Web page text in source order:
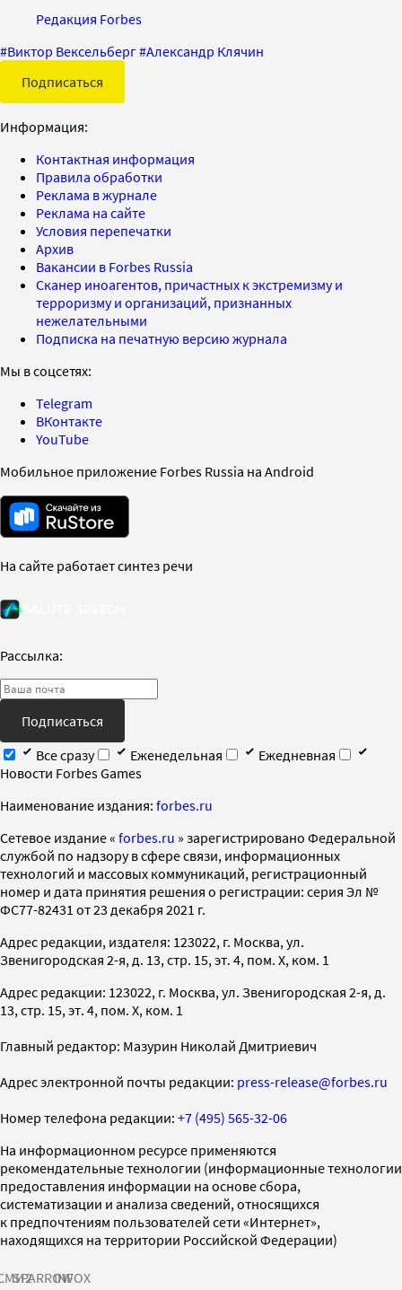
Редакция Forbes
#Виктор Вексельберг#Александр Клячин
Подписаться
Информация:
Контактная информация
Правила обработки
Реклама в журнале
Реклама на сайте
Условия перепечатки
Архив
Вакансии в Forbes Russia
Сканер иноагентов, причастных к экстремизму и
терроризму и организаций, признанных
нежелательными
Подписка на печатную версию журнала
Мы в соцсетях:
Telegram
ВКонтакте
YouTube
Мобильное приложение Forbes Russia на Android
На сайте работает синтез речи
Рассылка:
Подписаться
Все сразу
Еженедельная
Ежедневная
Новости Forbes Games
Наименование издания: forbes.ru
Cетевое издание « forbes.ru » зарегистрировано Федеральной
службой по надзору в сфере связи, информационных
технологий и массовых коммуникаций, регистрационный
номер и дата принятия решения о регистрации: серия Эл №
ФС77-82431 от 23 декабря 2021 г.
Адрес редакции, издателя: 123022, г. Москва, ул.
Звенигородская 2-я, д. 13, стр. 15, эт. 4, пом. X, ком. 1
Адрес редакции: 123022, г. Москва, ул. Звенигородская 2-я, д.
13, стр. 15, эт. 4, пом. X, ком. 1
Главный редактор: Мазурин Николай Дмитриевич
Адрес электронной почты редакции: press-release@forbes.ru
Номер телефона редакции: +7 (495) 565-32-06
На информационном ресурсе применяются
рекомендательные технологии (информационные технологии
предоставления информации на основе сбора,
систематизации и анализа сведений, относящихся
к предпочтениям пользователей сети «Интернет»,
находящихся на территории Российской Федерации)
SPARROWINFOX